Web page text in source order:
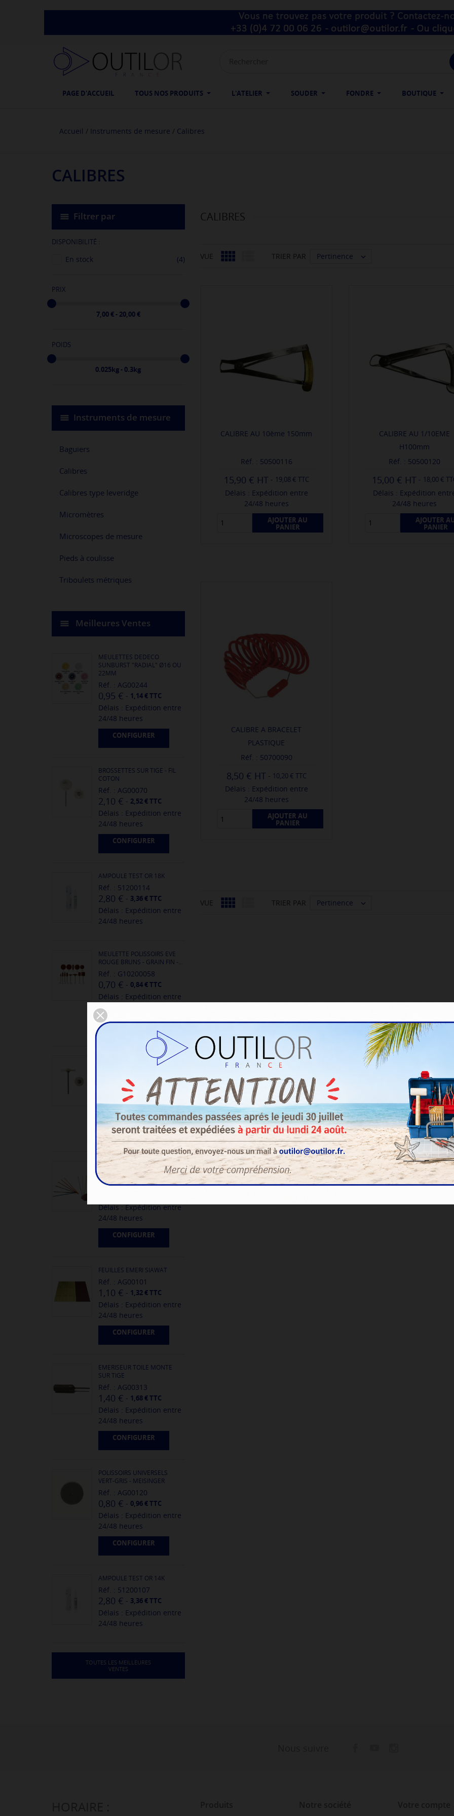
PAGE D'ACCUEIL TOUS NOS PRODUITS L'ATELIER SOUDER FONDRE BOUTIQUE
Accueil Instruments de mesure Calibres
CALIBRES
Filtrer par
DISPONIBILITÉ :
En stock (4)
PRIX
7,00 € - 20,00 €
POIDS
0.025kg - 0.3kg
Instruments de mesure
Baguiers
Calibres
Calibres type leveridge
Micromètres
Microscopes de mesure
Pieds à coulisse
Triboulets métriques
Meilleures Ventes
MEULETTES DEDECO
SUNBURST "RADIAL" Ø16 OU
22MM
Réf. : AG00244
0,95 € - 1,14 € TTC
Délais : Expédition entre
24/48 heures
CONFIGURER
BROSSETTES SUR TIGE - FIL
COTON
Réf. : AG00070
2,10 € - 2,52 € TTC
Délais : Expédition entre
24/48 heures
CONFIGURER
AMPOULE TEST OR 18K
Réf. : 51200114
2,80 € - 3,36 € TTC
Délais : Expédition entre
24/48 heures
MEULETTE POLISSOIRS EVE
ROUGE BRUNS - GRAIN FIN -...
Réf. : G10200058
0,70 € - 0,84 € TTC
Délais : Expédition entre
24/48 heures
CONFIGURER
BROSSETTES SUR TIGE -
Réf. : AG00045
1,90 € -2,28 € TTC
Délais : Expédition entre
24/48 heures
CONFIGURER
BATONS CERAMIQUE PLATS
POUR LIMEUR
Réf. : AG00189
Délais : Expédition entre
24/48 heures
CONFIGURER
FEUILLES EMERI SIAWAT
Réf. : AG00101
1,10 € - 1,32 € TTC
Délais : Expédition entre
24/48 heures
CONFIGURER
EMERISEUR TOILE MONTE
SUR TIGE
Réf. : AG00313
1,40 € - 1,68 € TTC
Délais : Expédition entre
24/48 heures
CONFIGURER
POLISSOIRS UNIVERSELS
VERT-GRIS - MEISINGER
Réf. : AG00120
0,80 € - 0,96 € TTC
Délais : Expédition entre
24/48 heures
CONFIGURER
AMPOULE TEST OR 14K
Réf. : 51200107
2,80 € - 3,36 € TTC
Délais : Expédition entre
24/48 heures
TOUTES LES MEILLEURES
VENTES
CALIBRES
VUE  TRIER PAR Pertinence 
CALIBRE AU 10ème 150mm
Réf. : 50500116
15,90 € - 19,08 € TTC
Délais : Expédition entre
24/48 heures
AJOUTER AU
PANIER
CALIBRE AU 1/10EME
H100mm
Réf. : 50500120
15,00 € - 18,00 €
Délais : Expédition
24/48 heures
AJOUTER
PANIER
CALIBRE A BRACELET
PLASTIQUE
Réf. : 50700090
8,50 € - 10,20 € TTC
Délais : Expédition entre
24/48 heures
AJOUTER AU
PANIER
VUE  TRIER PAR Pertinence 